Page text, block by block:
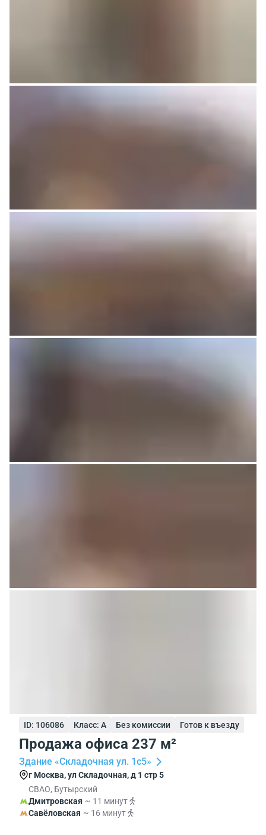
ID: 106086 Класс: A Без комиссии Готов к въезду
Продажа офиса 237 м²
Здание «Складочная ул. 1с5»
г Москва, ул Складочная, д 1 стр 5
СВАО, Бутырский
Дмитровская ~ 11 минут
Савёловская ~ 16 минут